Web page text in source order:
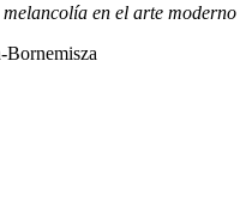
en el arte moderno
Bornemisza